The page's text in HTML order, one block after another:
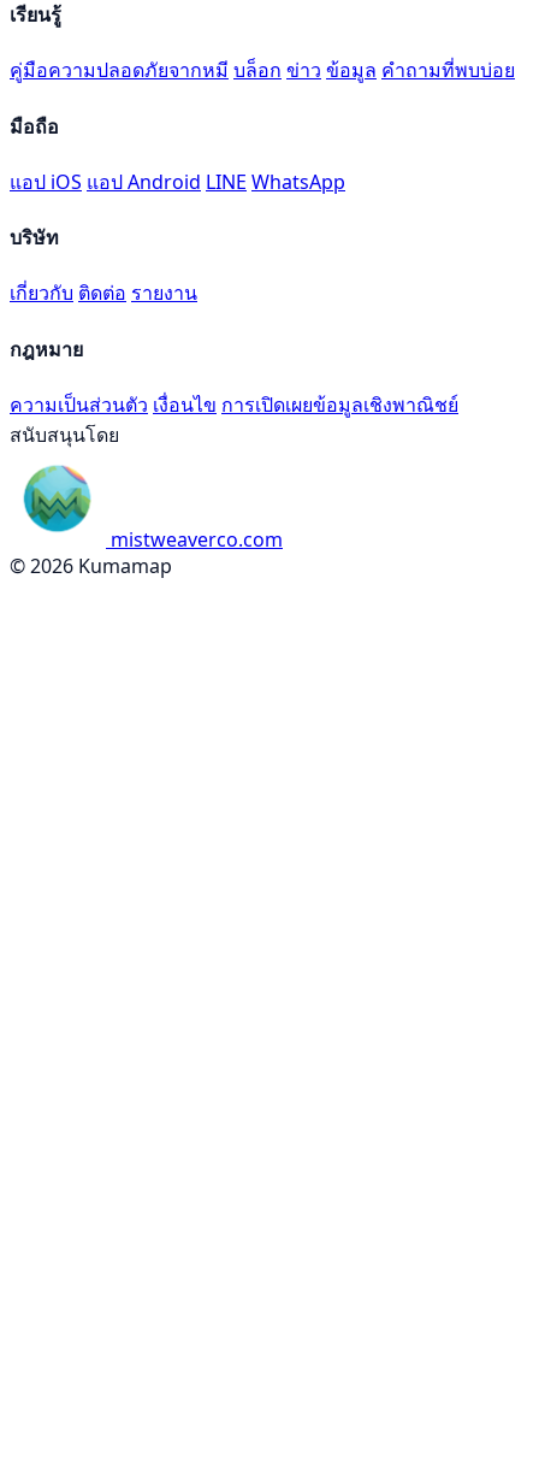
เรียนรู้
คู่มือความปลอดภัยจากหมี บล็อก ข่าว ข้อมูล คำถามที่พบบ่อย
มือถือ
แอป iOS แอป Android LINE WhatsApp
บริษัท
เกี่ยวกับ ติดต่อ รายงาน
กฎหมาย
ความเป็นส่วนตัว เงื่อนไข การเปิดเผยข้อมูลเชิงพาณิชย์
สนับสนุนโดย
mistweaverco.com
© 2026 Kumamap